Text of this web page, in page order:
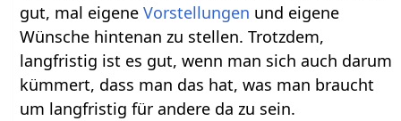
gut, mal eigeneVorstellungen und eigene
Wünsche hintenan zu stellen. Trotzdem,
langfristig ist es gut, wenn man sich auch darum
kümmert, dass man das hat, was man braucht
um langfristig für andere da zu sein.